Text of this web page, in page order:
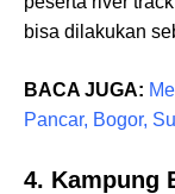
bisa dilakukan
BACA JUGA:
Pancar, Bogor,
4. Kampung